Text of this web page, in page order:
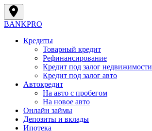
BANKPRO
Кредиты
Товарный кредит
Рефинансирование
Кредит под залог недвижимости
Кредит под залог авто
Автокредит
На авто с пробегом
На новое авто
Онлайн займы
Депозиты и вклады
Ипотека